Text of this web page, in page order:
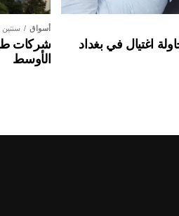
اغتيال في بغداد
أسواق
شركات
الأوسط